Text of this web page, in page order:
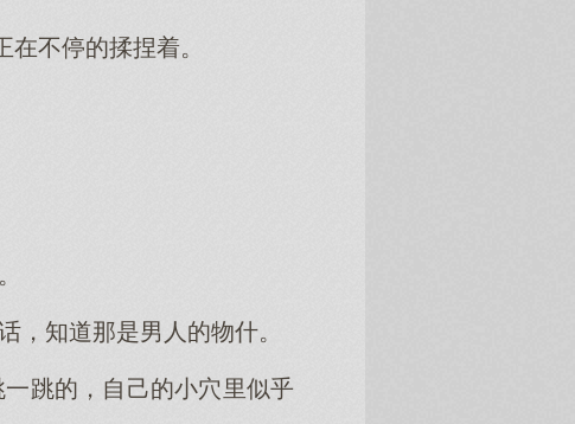
不停的揉捏着。
，知道那是男人的物什。
跳的，自己的小穴里似乎